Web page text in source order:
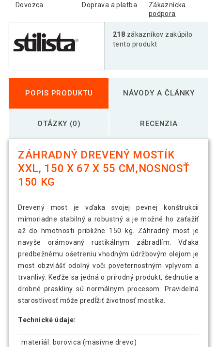
Dovozca Doprava a platba
Zákaznícka
podpora
218 zákazníkov zakúpilo
tento produkt
POPIS PRODUKTU NÁVODY A ČLÁNKY
OTÁZKY (0) RECENZIA
ZÁHRADNÝ DREVENÝ MOSTÍK
XXL, 150 X 67 X 55 CM,NOSNOSŤ
150 KG
Drevený most je vďaka svojej pevnej konštrukcii
mimoriadne stabilný a robustný a je možné ho zaťažiť
až do hmotnosti približne 150 kg. Záhradný most je
navyše orámovaný rustikálnym zábradlím. Vďaka
predbežnému ošetreniu vhodným údržbovým olejom je
most obzvlášť odolný voči poveternostným vplyvom a
trvanlivý. Keďže sa jedná o prírodný produkt, šednutie a
drobné praskliny sú normálnym procesom. Pravidelná
starostlivosť môže predĺžiť životnosť mostíka.
Technické údaje:
materiál: borovica (masívne drevo)